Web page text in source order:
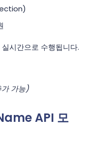
시간으로 수행됩니다.
가능)
API 모